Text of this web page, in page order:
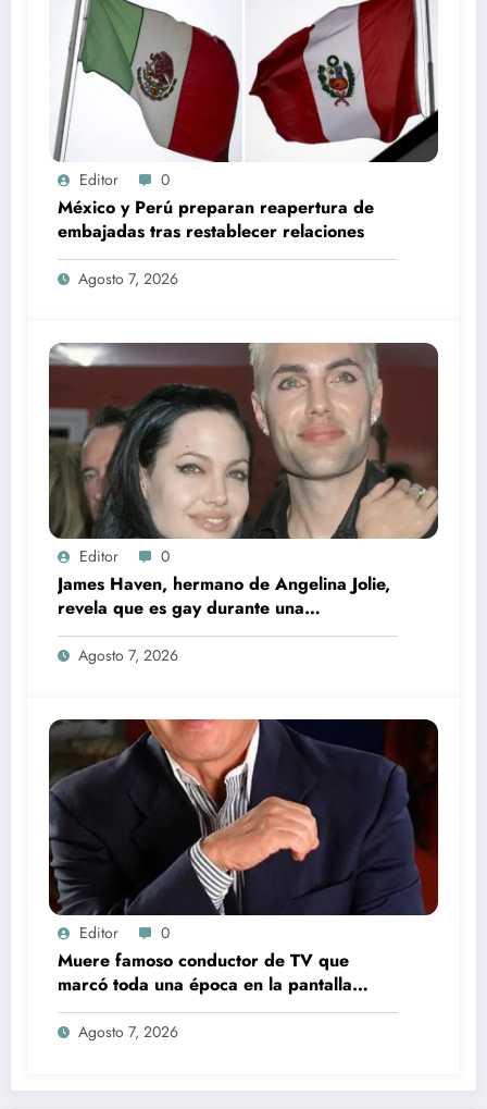
Editor 0
México y Perú preparan reapertura de
embajadas tras restablecer relaciones
Agosto 7, 2026
Editor 0
James Haven, hermano de Angelina Jolie,
revela que es gay durante una
transmisión en vivo junto a su exesposa
Agosto 7, 2026
Editor 0
Muere famoso conductor de TV que
marcó toda una época en la pantalla
chica, así fue su repentino fallecimiento
Agosto 7, 2026